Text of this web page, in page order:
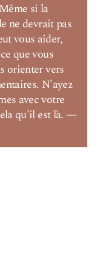
si la
ne devrait pas
vous aider,
que vous
orienter vers
N'ayez
avec votre
qu'il est là. —